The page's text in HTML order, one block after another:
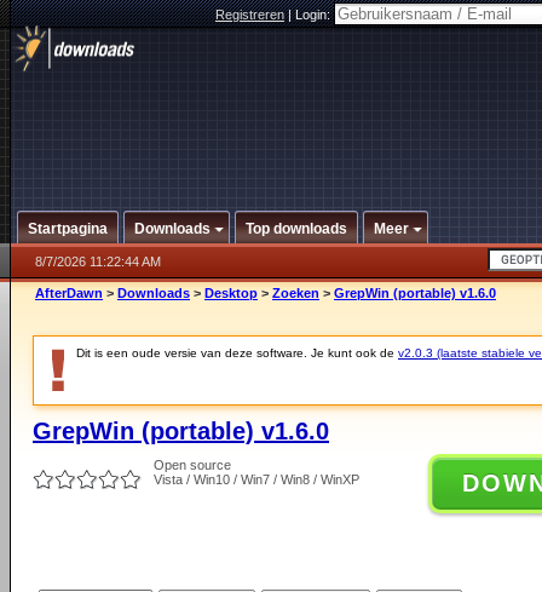
Registreren|Login:
Startpagina Downloads Top downloads Meer
8/7/2026 11:22:44 AM
AfterDawn > Downloads > Desktop > Zoeken > GrepWin (portable) v1.6.0
Dit is een oude versie van deze software. Je kunt ook de v2.0.3 (laatste stabiele
GrepWin (portable) v1.6.0
Open source
Vista / Win10 / Win7 / Win8 / WinXP